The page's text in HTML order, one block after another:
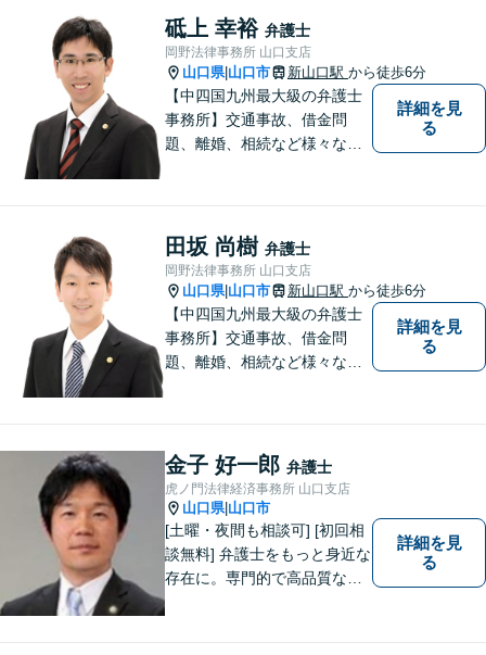
になることがあれば、おたず
ねください。
砥上 幸裕 弁護士
岡野法律事務所 山口支店
山口県| 山口市 新山口駅 から徒歩6分
【中四国九州最大級の弁護士
事務所】交通事故、借金問
題、離婚、相続など様々な問
い！
詳細を見
る
田坂 尚樹 弁護士
岡野法律事務所 山口支店
山口県| 山口市 新山口駅 から徒歩6分
【中四国九州最大級の弁護士
事務所】交通事故、借金問
題、離婚、相続など様々な問
い！
詳細を見
る
金子 好一郎 弁護士
虎ノ門法律経済事務所 山口支店
山口県| 山口市
[土曜・夜間も相談可] [初回相
談無料] 弁護士をもっと身近な
存在に。専門的で高品質なリ
詳細を見
る